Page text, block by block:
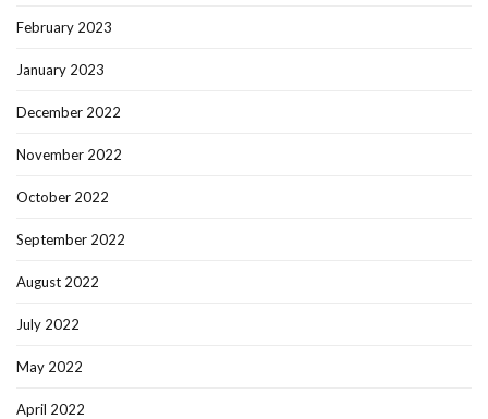
February 2023
January 2023
December 2022
November 2022
October 2022
September 2022
August 2022
July 2022
May 2022
April 2022